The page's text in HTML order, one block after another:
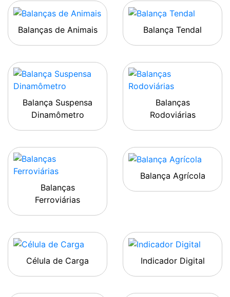
Balanças de Animais Balança Tendal
Balança Suspensa
Dinamômetro
Balanças
Rodoviárias
Balanças
Ferroviárias
Balança Agrícola
Célula de Carga Indicador Digital